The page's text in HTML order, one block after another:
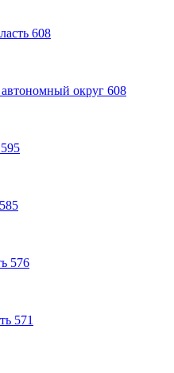
608
округ 608
595
585
576
571